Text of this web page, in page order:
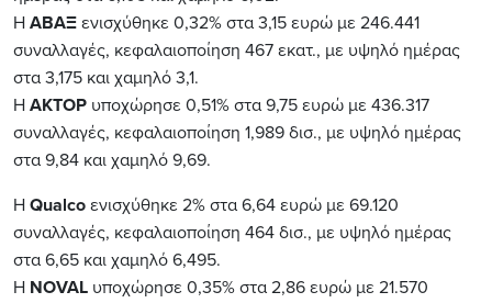
Η ΑΒΑΞ ενισχύθηκε 0,32% στα 3,15 ευρώ με 246.441
συναλλαγές, κεφαλαιοποίηση 467 εκατ., με υψηλό ημέρας
στα 3,175 και χαμηλό 3,1.
Η ΑΚΤΟΡ υποχώρησε 0,51% στα 9,75 ευρώ με 436.317
συναλλαγές, κεφαλαιοποίηση 1,989 δισ., με υψηλό ημέρας
στα 9,84 και χαμηλό 9,69.
Η Qualco ενισχύθηκε 2% στα 6,64 ευρώ με 69.120
συναλλαγές, κεφαλαιοποίηση 464 δισ., με υψηλό ημέρας
στα 6,65 και χαμηλό 6,495.
Η NOVAL υποχώρησε 0,35% στα 2,86 ευρώ με 21.570